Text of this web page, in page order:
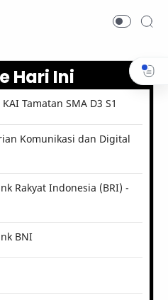
Hari Ini
Tamatan SMA D3 S1
Komunikasi dan Digital
Rakyat Indonesia (BRI) -
BNI